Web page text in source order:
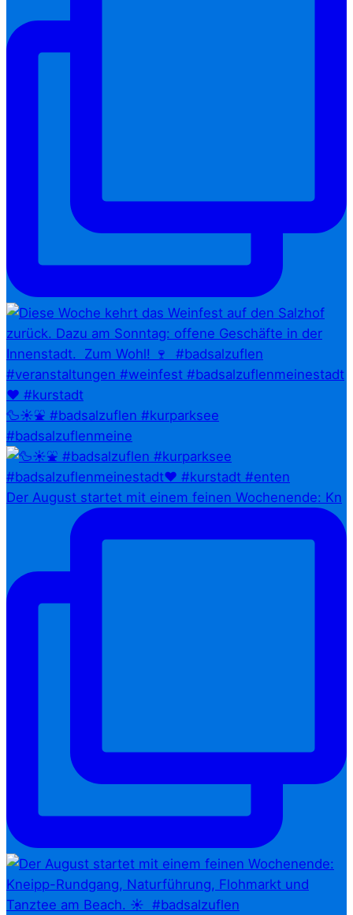
🦆☀️⛲ #badsalzuflen #kurparksee
#badsalzuflenmeine
Der August startet mit einem feinen Wochenende: Kn